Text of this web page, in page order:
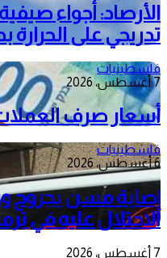
الأرصاد: أجواء صيفية
تدريجي على
فلسطينيات
7 أغسطس، 2026
أسعار صرف
فلسطينيات
6 أغسطس، 2026
إصابة مسن بجروح
الاحتلال عليه في
7 أغسطس، 2026